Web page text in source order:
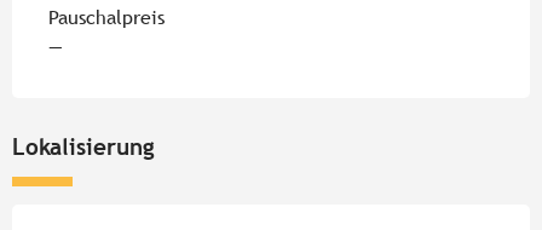
Preise 2026
Pauschalpreis
—
Lokalisierung